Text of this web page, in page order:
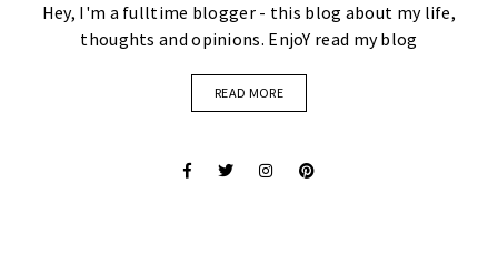
Hey, I'm a fulltime blogger - this blog about my life,
thoughts and opinions. EnjoY read my blog
READ MORE